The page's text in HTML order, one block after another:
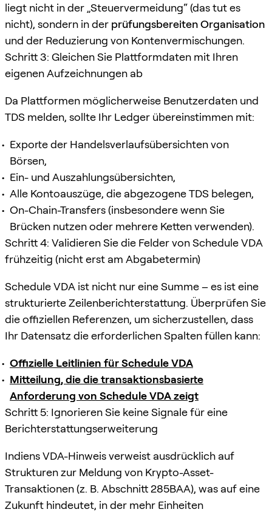
liegt nicht in der „Steuervermeidung“ (das tut es
nicht), sondern in der prüfungsbereiten Organisation
und der Reduzierung von Kontenvermischungen.
Schritt 3: Gleichen Sie Plattformdaten mit Ihren
eigenen Aufzeichnungen ab
Da Plattformen möglicherweise Benutzerdaten und
TDS melden, sollte Ihr Ledger übereinstimmen mit:
Exporte der Handelsverlaufsübersichten von
Börsen,
Ein- und Auszahlungsübersichten,
Alle Kontoauszüge, die abgezogene TDS belegen,
On-Chain-Transfers (insbesondere wenn Sie
Brücken nutzen oder mehrere Ketten verwenden).
Schritt 4: Validieren Sie die Felder von Schedule VDA
frühzeitig (nicht erst am Abgabetermin)
Schedule VDA ist nicht nur eine Summe – es ist eine
strukturierte Zeilenberichterstattung. Überprüfen Sie
die offiziellen Referenzen, um sicherzustellen, dass
Ihr Datensatz die erforderlichen Spalten füllen kann:
Offizielle Leitlinien für Schedule VDA
Mitteilung, die die transaktionsbasierte
Anforderung von Schedule VDA zeigt
Schritt 5: Ignorieren Sie keine Signale für eine
Berichterstattungserweiterung
Indiens VDA-Hinweis verweist ausdrücklich auf
Strukturen zur Meldung von Krypto-Asset-
Transaktionen (z. B. Abschnitt 285BAA), was auf eine
Zukunft hindeutet, in der mehr Einheiten